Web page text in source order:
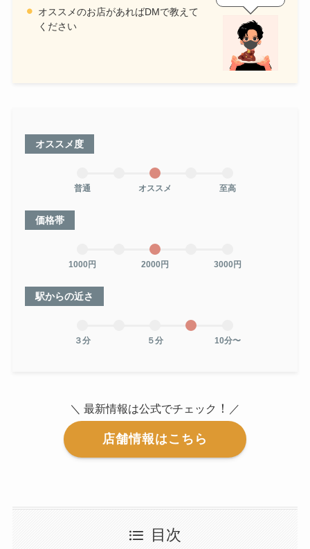
オススメのお店があればDMで教えて
ください
オススメ度
普通 オススメ 至高
価格帯
1000円 2000円 3000円
駅からの近さ
３分 ５分 10分〜
＼ 最新情報は公式でチェック ！ ／
店舗情報はこちら
目次